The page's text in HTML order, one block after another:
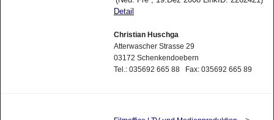
Detail
Christian Huschga
Atterwascher Strasse 29
03172 Schenkendoebern
Tel.: 035692 665 88 Fax: 035692 665 89